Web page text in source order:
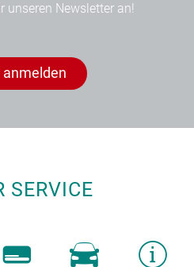
unseren Newsletter an!
SERVICE